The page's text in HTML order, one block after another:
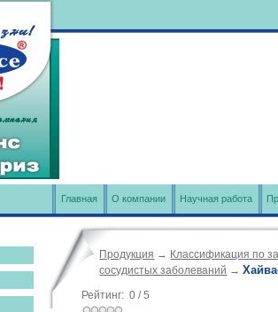
Главная О компании Научная работа
Продукция → Классификация по
сосудистых заболеваний →
Рейтинг:0 /5